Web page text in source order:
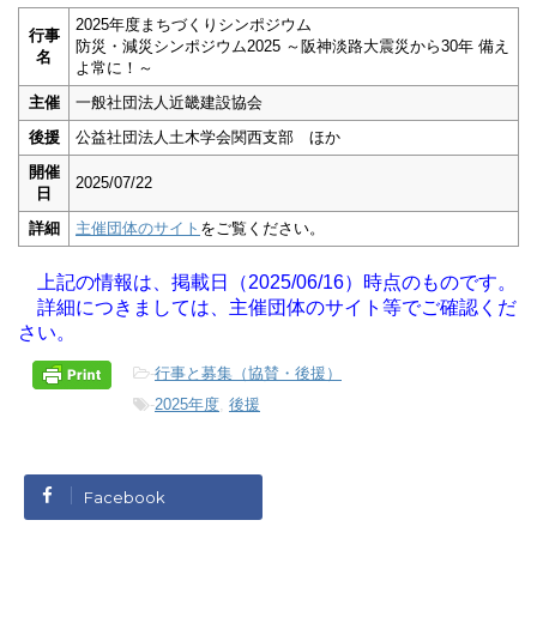
行事
名
2025年度まちづくりシンポジウム
防災・減災シンポジウム2025 ～阪神淡路大震災から30年 備え
よ常に！～
主催
一般社団法人近畿建設協会
後援
公益社団法人土木学会関西支部 ほか
開催
日
2025/07/22
詳細 主催団体のサイト をご覧ください。
上記の情報は、掲載日（2025/06/16）時点のものです。
詳細につきましては、主催団体のサイト等でご確認くだ
さい。
-行事と募集（協賛・後援）
-2025年度, 後援
Facebook